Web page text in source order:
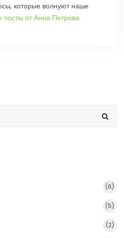
которые волнуют наше
посты от Анна Петрова
(6)
(5)
(2)